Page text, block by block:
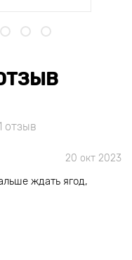
отзыв
20 окт 2023
ждать ягод,